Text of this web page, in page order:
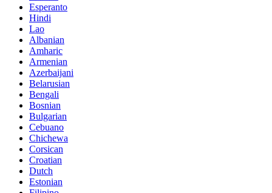
Esperanto
Hindi
Lao
Albanian
Amharic
Armenian
Azerbaijani
Belarusian
Bengali
Bosnian
Bulgarian
Cebuano
Chichewa
Corsican
Croatian
Dutch
Estonian